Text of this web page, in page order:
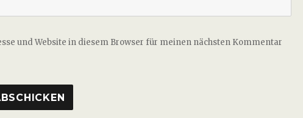
und Website in diesem Browser für meinen nächsten Kommentar